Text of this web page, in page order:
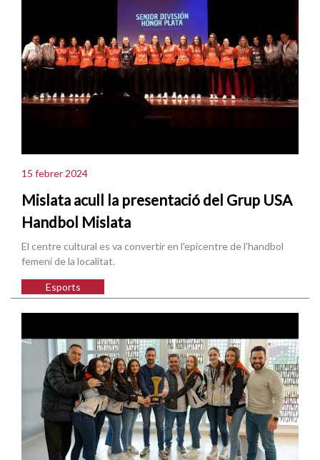
15 febrer 2024
Mislata acull la presentació del Grup USA
Handbol Mislata
El centre cultural es va convertir en l'epicentre de l'handbol
femení de la localitat.
Esports